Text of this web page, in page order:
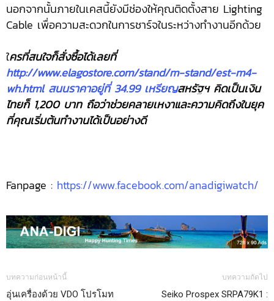
นอกจากนั้นภายในเคสนี้ยังมีช่องให้คุณติดตั้งสาย Lighting
Cable เพื่อความสะดวกในการชาร์จในระหว่างทำงานอีกด้วย
ใครที่สนใจก็สั่งซื้อได้เลยที่
http://www.elagostore.com/stand/m-stand/est-m4-
wh.html สนนราคาอยู่ที่ 34.99 เหรียญสหรัฐฯ คิดเป็นเงิน
ไทยก็ 1,200 บาท ถือว่าช่วยคลายเหงาและความคิดถึงในยุค
ที่คุณเริ่มต้นทำงานได้เป็นอย่างดี
Fanpage : https://www.facebook.com/anadigiwatch/
บทความก่อนหน้านี้
อุ่นเครื่องด้วย VDO โปรโมท
บทความถัดไป
Seiko Prospex SRPA79K1 :